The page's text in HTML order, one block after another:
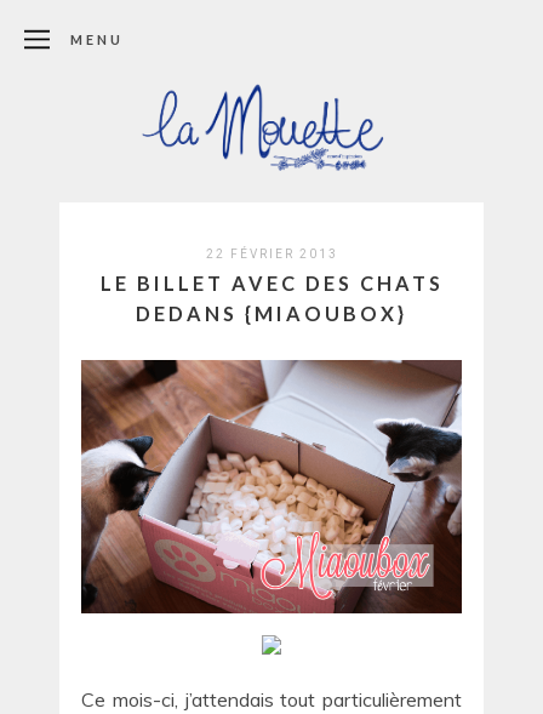
MENU
22 FÉVRIER 2013
LE BILLET AVEC DES CHATS
DEDANS {MIAOUBOX}
Ce mois-ci, j’attendais tout particulièrement